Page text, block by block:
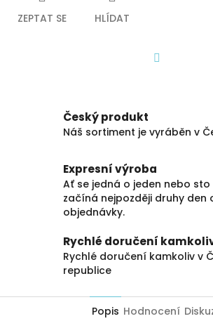
ZEPTAT SE HLÍDAT
Český produkt
Náš sortiment je vyráběn v
Expresní výroba
Ať se jedná o jeden nebo sto
začíná nejpozději druhy den
objednávky.
Rychlé doručení
Rychlé doručení kamkoliv v
republice
Popis Hodnocení